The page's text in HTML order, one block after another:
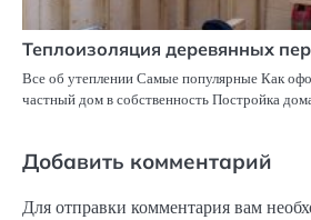
Теплоизоляция деревянных
Все об утеплении Самые популярные Как
частный дом в собственность Постройка
Добавить комментарий
Для отправки комментария вам